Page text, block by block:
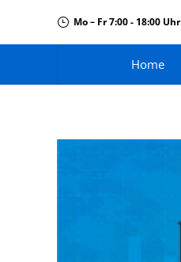
Mo – Fr 7:00 - 18:00 Uhr
Home